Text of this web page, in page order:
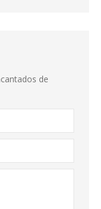
de